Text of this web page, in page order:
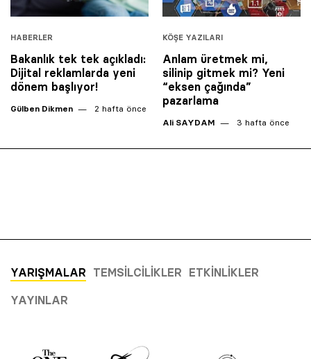
HABERLER
Bakanlık tek tek açıkladı:
Dijital reklamlarda yeni
dönem başlıyor!
Gülben Dikmen 2 hafta önce
KÖŞE YAZILARI
Anlam üretmek mi,
silinip gitmek mi? Yeni
“eksen çağında”
pazarlama
Ali SAYDAM 3 hafta önce
YARIŞMALAR TEMSILCILIKLER ETKINLIKLER
YAYINLAR